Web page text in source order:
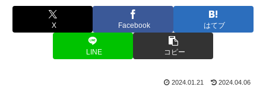
X Facebook はてブ
LINE コピー
2024.01.21 2024.04.06